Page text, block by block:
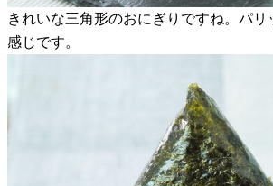
きれいな三角形のおにぎりですね。パリ
感じです。